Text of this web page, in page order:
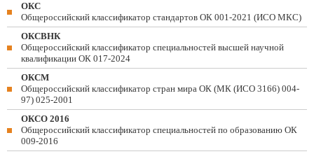
ОКС
Общероссийский классификатор стандартов ОК 001-2021 (ИСО МКС)
ОКСВНК
Общероссийский классификатор специальностей высшей научной
квалификации ОК 017-2024
ОКСМ
Общероссийский классификатор стран мира ОК (МК (ИСО 3166) 004-
97) 025-2001
ОКСО 2016
Общероссийский классификатор специальностей по образованию ОК
009-2016